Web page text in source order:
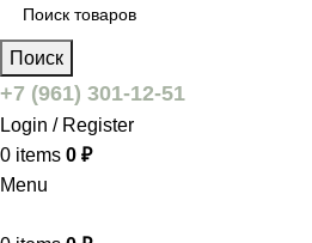
Поиск
+7 (961) 301-12-51
Login / Register
0 items 0 ₽
Menu